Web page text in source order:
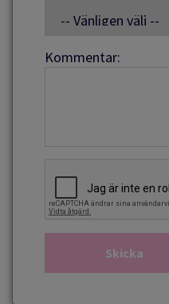
Kommentar: